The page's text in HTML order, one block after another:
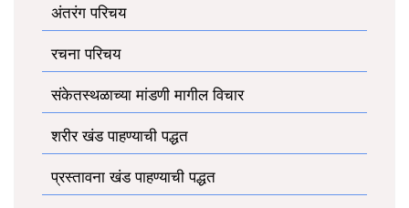
अंतरंग परिचय
रचना परिचय
संकेतस्थळाच्या मांडणी मागील विचार
शरीर खंड पाहण्याची पद्धत
प्रस्तावना खंड पाहण्याची पद्धत